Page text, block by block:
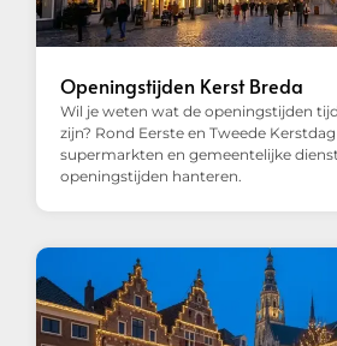
Openingstijden Kerst Breda
Wil je weten wat de openingstijden
zijn? Rond Eerste en Tweede
supermarkten en gemeentelijke
openingstijden hanteren.